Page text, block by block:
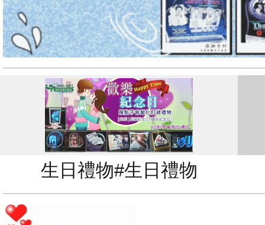
生日禮物#生日禮物